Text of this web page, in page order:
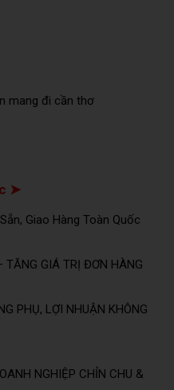
mang đi cần thơ
➤
Giao Hàng Toàn Quốc
TĂNG GIÁ TRỊ ĐƠN HÀNG
PHỤ, LỢI NHUẬN KHÔNG
NGHIỆP CHỈN CHU &